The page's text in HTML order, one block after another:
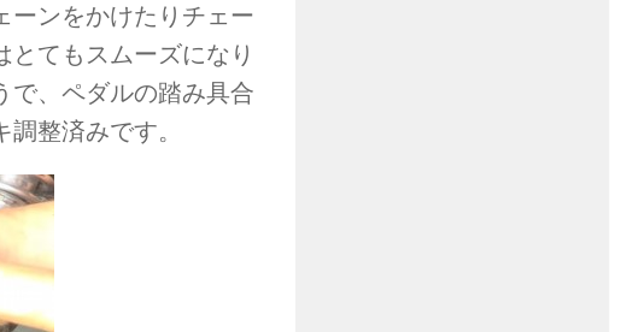
ーンをかけたりチェー
てもスムーズになり
で、ペダルの踏み具合
整済みです。